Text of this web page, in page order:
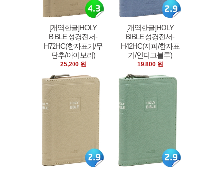
[개역한글]HOLY
BIBLE 성경전서-
H72HC(한자표기/무
단추/아이보리)
25,200 원
[개역한글]HOLY
BIBLE 성경전서-
H42HC(지퍼/한자표
기/인디고블루)
19,800 원